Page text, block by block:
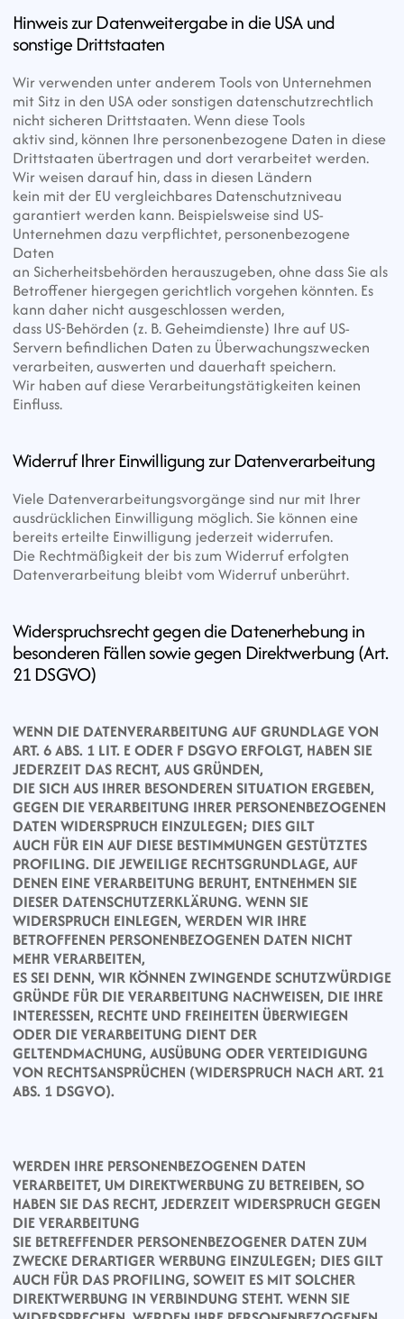
Hinweis zur Datenweitergabe in die USA und
sonstige Drittstaaten
Wir verwenden unter anderem Tools von Unternehmen
mit Sitz in den USA oder sonstigen datenschutzrechtlich
nicht sicheren Drittstaaten. Wenn diese Tools
aktiv sind, können Ihre personenbezogene Daten in diese
Drittstaaten übertragen und dort verarbeitet werden.
Wir weisen darauf hin, dass in diesen Ländern
kein mit der EU vergleichbares Datenschutzniveau
garantiert werden kann. Beispielsweise sind US-
Unternehmen dazu verpflichtet, personenbezogene
Daten
an Sicherheitsbehörden herauszugeben, ohne dass Sie als
Betroffener hiergegen gerichtlich vorgehen könnten. Es
kann daher nicht ausgeschlossen werden,
dass US-Behörden (z. B. Geheimdienste) Ihre auf US-
Servern befindlichen Daten zu Überwachungszwecken
verarbeiten, auswerten und dauerhaft speichern.
Wir haben auf diese Verarbeitungstätigkeiten keinen
Einfluss.
Widerruf Ihrer Einwilligung zur Datenverarbeitung
Viele Datenverarbeitungsvorgänge sind nur mit Ihrer
ausdrücklichen Einwilligung möglich. Sie können eine
bereits erteilte Einwilligung jederzeit widerrufen.
Die Rechtmäßigkeit der bis zum Widerruf erfolgten
Datenverarbeitung bleibt vom Widerruf unberührt.
Widerspruchsrecht gegen die Datenerhebung in
besonderen Fällen sowie gegen Direktwerbung (Art.
21 DSGVO)
WENN DIE DATENVERARBEITUNG AUF GRUNDLAGE VON
ART. 6 ABS. 1 LIT. E ODER F DSGVO ERFOLGT, HABEN SIE
JEDERZEIT DAS RECHT, AUS GRÜNDEN,
DIE SICH AUS IHRER BESONDEREN SITUATION ERGEBEN,
GEGEN DIE VERARBEITUNG IHRER PERSONENBEZOGENEN
DATEN WIDERSPRUCH EINZULEGEN; DIES GILT
AUCH FÜR EIN AUF DIESE BESTIMMUNGEN GESTÜTZTES
PROFILING. DIE JEWEILIGE RECHTSGRUNDLAGE, AUF
DENEN EINE VERARBEITUNG BERUHT, ENTNEHMEN SIE
DIESER DATENSCHUTZERKLÄRUNG. WENN SIE
WIDERSPRUCH EINLEGEN, WERDEN WIR IHRE
BETROFFENEN PERSONENBEZOGENEN DATEN NICHT
MEHR VERARBEITEN,
ES SEI DENN, WIR KÖNNEN ZWINGENDE SCHUTZWÜRDIGE
GRÜNDE FÜR DIE VERARBEITUNG NACHWEISEN, DIE IHRE
INTERESSEN, RECHTE UND FREIHEITEN ÜBERWIEGEN
ODER DIE VERARBEITUNG DIENT DER
GELTENDMACHUNG, AUSÜBUNG ODER VERTEIDIGUNG
VON RECHTSANSPRÜCHEN (WIDERSPRUCH NACH ART. 21
ABS. 1 DSGVO).
WERDEN IHRE PERSONENBEZOGENEN DATEN
VERARBEITET, UM DIREKTWERBUNG ZU BETREIBEN, SO
HABEN SIE DAS RECHT, JEDERZEIT WIDERSPRUCH GEGEN
DIE VERARBEITUNG
SIE BETREFFENDER PERSONENBEZOGENER DATEN ZUM
ZWECKE DERARTIGER WERBUNG EINZULEGEN; DIES GILT
AUCH FÜR DAS PROFILING, SOWEIT ES MIT SOLCHER
DIREKTWERBUNG IN VERBINDUNG STEHT. WENN SIE